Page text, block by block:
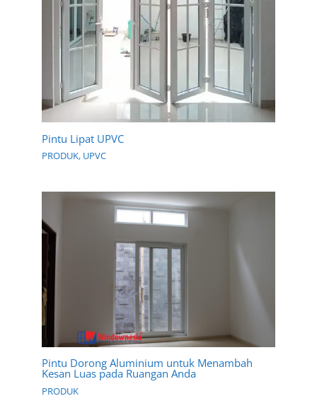
Pintu Lipat UPVC
PRODUK, UPVC
Pintu Dorong Aluminium untuk Menambah
Kesan Luas pada Ruangan Anda
PRODUK